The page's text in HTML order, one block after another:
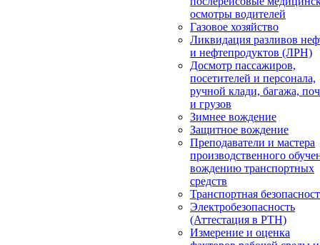
осмотры водителей
Газовое хозяйство
Ликвидация разливов
и нефтепродуктов (ЛРН)
Досмотр пассажиров,
посетителей и персонала,
ручной клади, багажа,
и грузов
Зимнее вождение
Защитное вождение
Преподаватели и мастера
производственного
вождению транспортных
средств
Транспортная
Электробезопасность
(Аттестация в РТН)
Измерение и оценка